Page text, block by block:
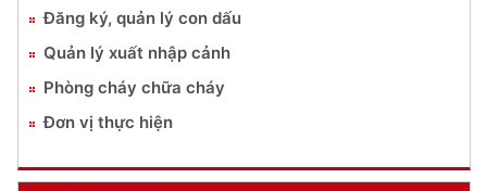
Đăng ký, quản lý con dấu
Quản lý xuất nhập cảnh
Phòng cháy chữa cháy
Đơn vị thực hiện